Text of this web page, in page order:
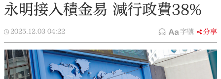
永明接入積金易 減行政費38%
2025.12.03 04:22 字號 分享